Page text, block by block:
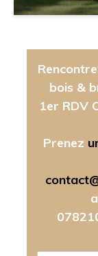
bois &
1er RDV
Prenez